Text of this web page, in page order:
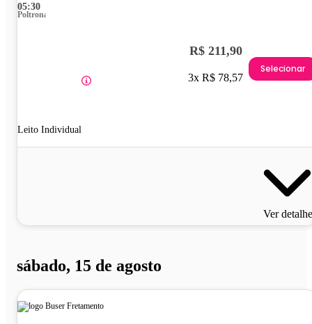
05:30
Poltrona
Leito Individual
R$ 211,90
3x R$ 78,57
Selecionar
Ver
sábado, 15 de agosto